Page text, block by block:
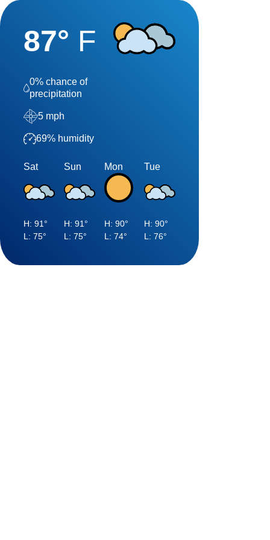
87° F
0% chance of
precipitation
5 mph
69% humidity
Sat
H: 91 °
L: 75°
Sun
H: 91 °
L: 75°
Mon
H: 90°
L: 74°
Tue
H:90°
L:76°